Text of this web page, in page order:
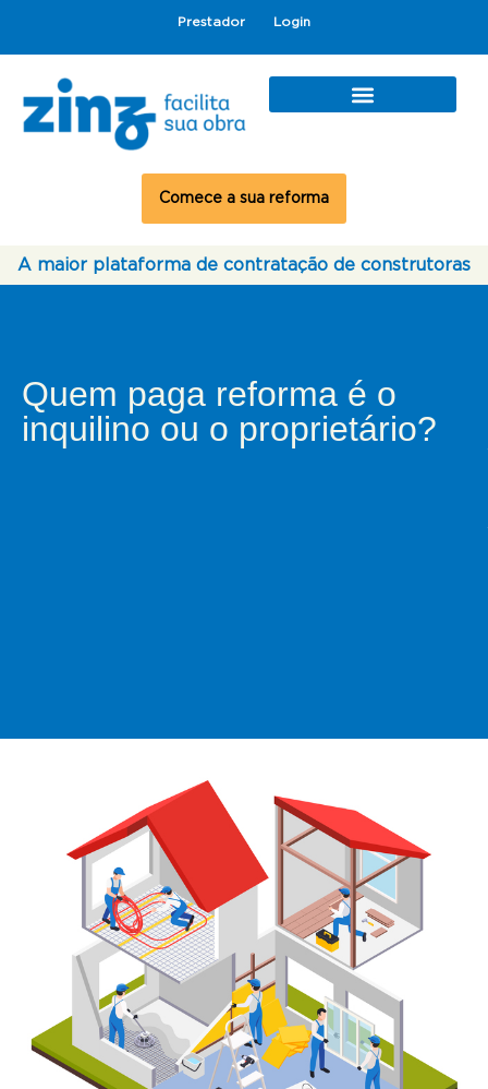
Prestador Login
Comece a sua reforma
A maior plataforma de contratação de construtoras
Quem paga reforma é o
inquilino ou o proprietário?